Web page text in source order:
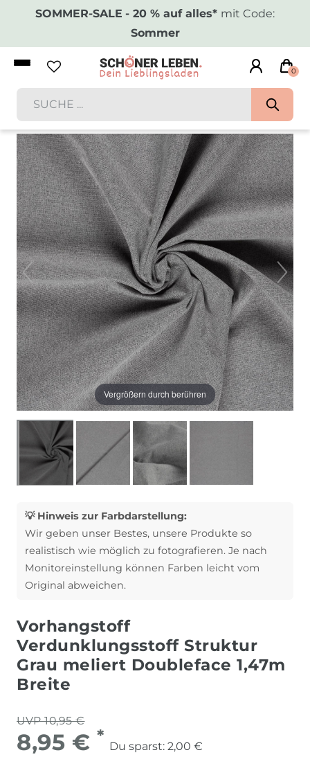
SOMMER-SALE - 20 % auf alles* mit Code:
Sommer
0
Vergrößern durch berühren
💡 Hinweis zur Farbdarstellung:
Wir geben unser Bestes, unsere Produkte so
realistisch wie möglich zu fotografieren. Je nach
Monitoreinstellung können Farben leicht vom
Original abweichen.
Vorhangstoff
Verdunklungsstoff Struktur
Grau meliert Doubleface 1,47m
Breite
UVP 10,95 €
8,95 € *
Du sparst: 2,00 €